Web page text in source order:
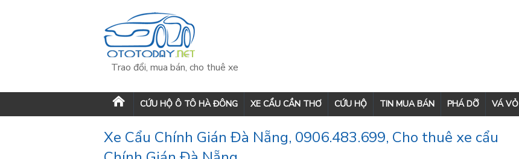
Trao đổi, mua bán, cho thuê xe
CỨU HỘ Ô TÔ HÀ ĐÔNG XE CẨU CẦN THƠ CỨU HỘ TIN MUA BÁN PHÁ DỠ VÁ VỎ
Xe Cẩu Chính Gián Đà Nẵng, 0906.483.699, Cho thuê xe cẩu